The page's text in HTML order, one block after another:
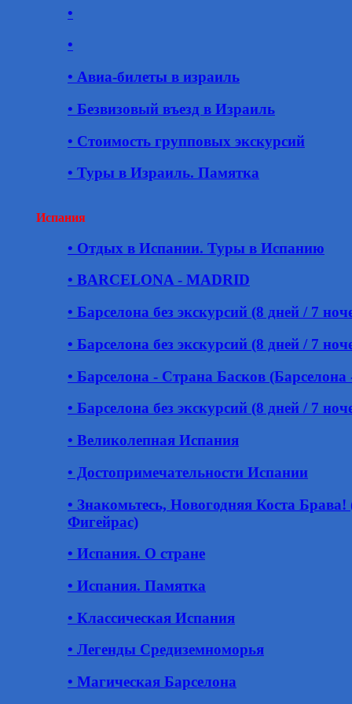
•
•
• Авиа-билеты в израиль
• Безвизовый въезд в Израиль
• Стоимость групповых экскурсий
• Туры в Израиль. Памятка
Испания
• Отдых в Испании. Туры в Испанию
• BARCELONA - MADRID
• Барселона без экскурсий (8 дней / 7
• Барселона без экскурсий (8 дней / 7
• Барселона - Страна Басков
• Барселона без экскурсий (8 дней / 7
• Великолепная Испания
• Достопримечательности Испании
• Знакомьтесь, Новогодняя Коста
Фигейрас)
• Испания. О стране
• Испания. Памятка
• Классическая Испания
• Легенды Средиземноморья
• Магическая Барселона